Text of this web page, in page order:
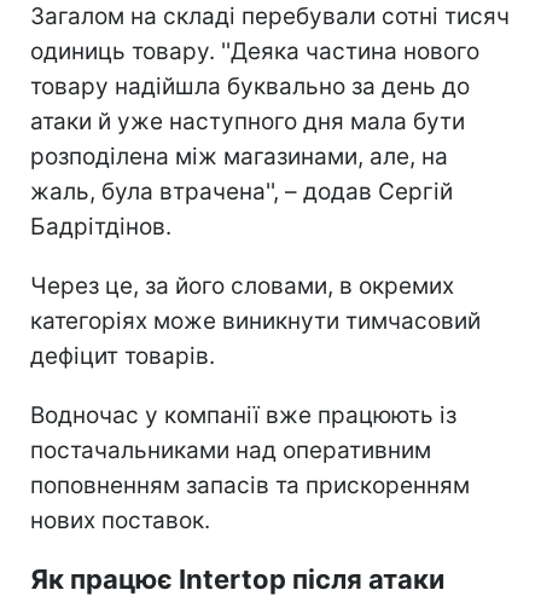
Загалом на складі перебували сотні тисяч
одиниць товару. ''Деяка частина нового
товару надійшла буквально за день до
атаки й уже наступного дня мала бути
розподілена між магазинами, але, на
жаль, була втрачена'', – додав Сергій
Бадрітдінов.
Через це, за його словами, в окремих
категоріях може виникнути тимчасовий
дефіцит товарів.
Водночас у компанії вже працюють із
постачальниками над оперативним
поповненням запасів та прискоренням
нових поставок.
Як працює Intertop після атаки